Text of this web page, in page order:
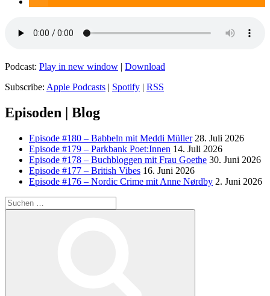
Podcast: Play in new window | Download
Subscribe: Apple Podcasts | Spotify | RSS
Episoden | Blog
Episode #180 – Babbeln mit Meddi Müller 28. Juli 2026
Episode #179 – Parkbank Poet:Innen 14. Juli 2026
Episode #178 – Buchbloggen mit Frau Goethe 30. Juni 2026
Episode #177 – British Vibes 16. Juni 2026
Episode #176 – Nordic Crime mit Anne Nørdby 2. Juni 2026
Suchen
nach: